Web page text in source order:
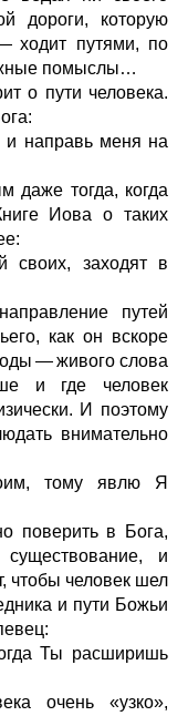
дороги, которую
ходит путями, по
помыслы…
о пути человека.
направь меня на
даже тогда, когда
Иова о таких
своих, заходят в
путей
как он вскоре
—живого слова
и где человек
И поэтому
внимательно
тому явлю Я
поверить в Бога,
и
чтобы человек шел
и пути Божьи
Ты расширишь
очень «узко»,